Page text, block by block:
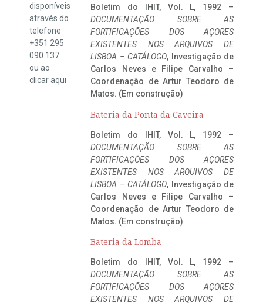
disponíveis
através do
telefone
+351 295
090 137
ou ao
clicaraqui
Boletim do IHIT, Vol. L, 1992 –
DOCUMENTAÇÃO SOBRE AS
FORTIFICAÇÕES DOS AÇORES
EXISTENTES NOS ARQUIVOS DE
LISBOA – CATÁLOGO, Investigação de
Carlos Neves e Filipe Carvalho –
Coordenação de Artur Teodoro de
Matos. (Em construção)
Bateria da Ponta da Caveira
Boletim do IHIT, Vol. L, 1992 –
DOCUMENTAÇÃO SOBRE AS
FORTIFICAÇÕES DOS AÇORES
EXISTENTES NOS ARQUIVOS DE
LISBOA – CATÁLOGO, Investigação de
Carlos Neves e Filipe Carvalho –
Coordenação de Artur Teodoro de
Matos. (Em construção)
Bateria da Lomba
Boletim do IHIT, Vol. L, 1992 –
DOCUMENTAÇÃO SOBRE AS
FORTIFICAÇÕES DOS AÇORES
EXISTENTES NOS ARQUIVOS DE